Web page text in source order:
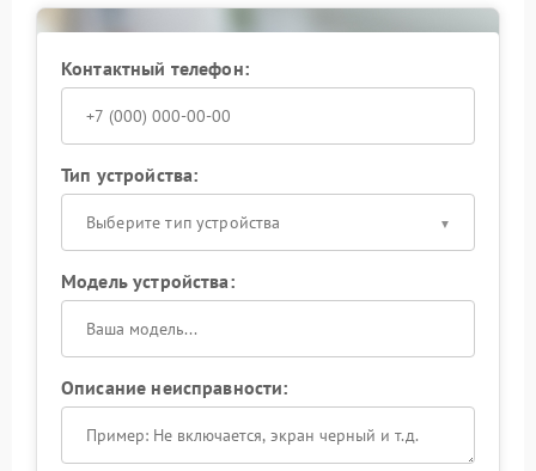
Контактный телефон:
Тип устройства:
Выберите тип устройства
Модель устройства:
Описание неисправности: